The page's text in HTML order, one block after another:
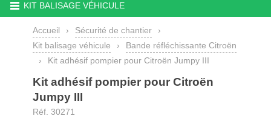
KIT BALISAGE VÉHICULE
Accueil › Sécurité de chantier
›
Kit balisage véhicule
›
Bande réfléchissante Citroën
›
Kit adhésif pompier pour Citroën Jumpy III
Kit adhésif pompier pour Citroën
Jumpy III
Réf. 30271